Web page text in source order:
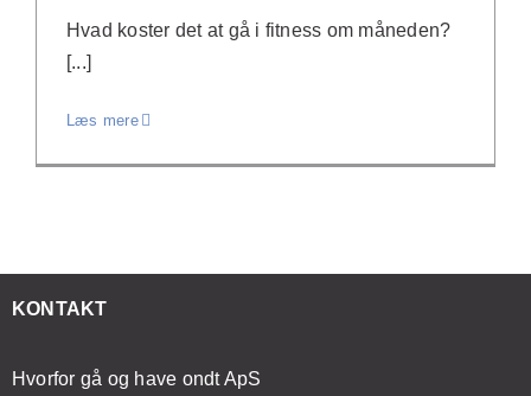
Hvad koster det at gå i fitness om måneden?
[...]
Læs mere
KONTAKT
Hvorfor gå og have ondt ApS